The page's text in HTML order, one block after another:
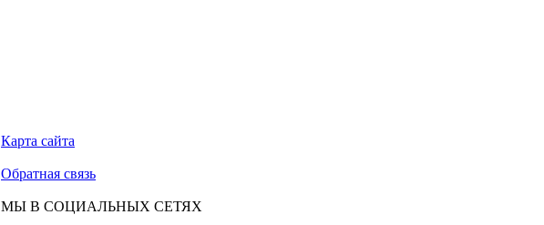
Карта сайта
Обратная связь
МЫ В СОЦИАЛЬНЫХ СЕТЯХ